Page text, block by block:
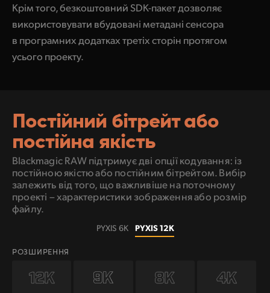
Крім того, безкоштовний SDK-пакет дозволяє
використовувати вбудовані метадані сенсора
в програмних додатках третіх сторін протягом
усього проекту.
Постійний бітрейтабо
постійна якість
Blackmagic RAW підтримує дві опції кодування: із
постійною якістюабо постійним бітрейтом. Вибір
залежить від того, що важливіше на поточному
проекті – характеристики зображення або розмір
файлу.
PYXIS 6K PYXIS 12K
РОЗШИРЕННЯ